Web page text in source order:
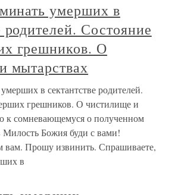
умерших в
родителей. Состояние
грешников. О
мытарствах
в сектантстве родителей.
грешников. О чистилище и
к сомневающемуся о полученном
Милость Божия буди с вами!
вам. Прошу извинить. Спрашиваете,
в